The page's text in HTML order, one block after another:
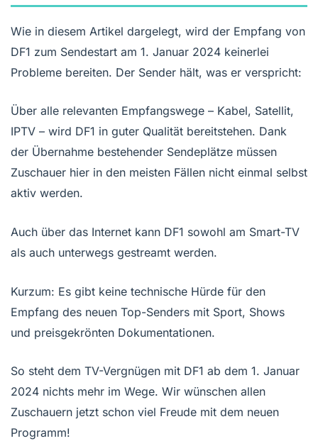
Wie in diesem Artikel dargelegt, wird der Empfang von
DF1 zum Sendestart am 1. Januar 2024 keinerlei
Probleme bereiten. Der Sender hält, was er verspricht:
Über alle relevanten Empfangswege – Kabel, Satellit,
IPTV – wird DF1 in guter Qualität bereitstehen. Dank
der Übernahme bestehender Sendeplätze müssen
Zuschauer hier in den meisten Fällen nicht einmal selbst
aktiv werden.
Auch über das Internet kann DF1 sowohl am Smart-TV
als auch unterwegs gestreamt werden.
Kurzum: Es gibt keine technische Hürde für den
Empfang des neuen Top-Senders mit Sport, Shows
und preisgekrönten Dokumentationen.
So steht dem TV-Vergnügen mit DF1 ab dem 1. Januar
2024 nichts mehr im Wege. Wir wünschen allen
Zuschauern jetzt schon viel Freude mit dem neuen
Programm!